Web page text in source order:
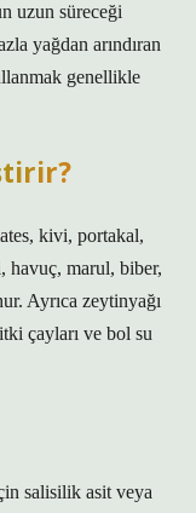
uzun süreceği
yağdan arındıran
genellikle
kivi, portakal,
havuç, marul, biber,
Ayrıca zeytinyağı
çayları ve bol su
salisilik asit veya